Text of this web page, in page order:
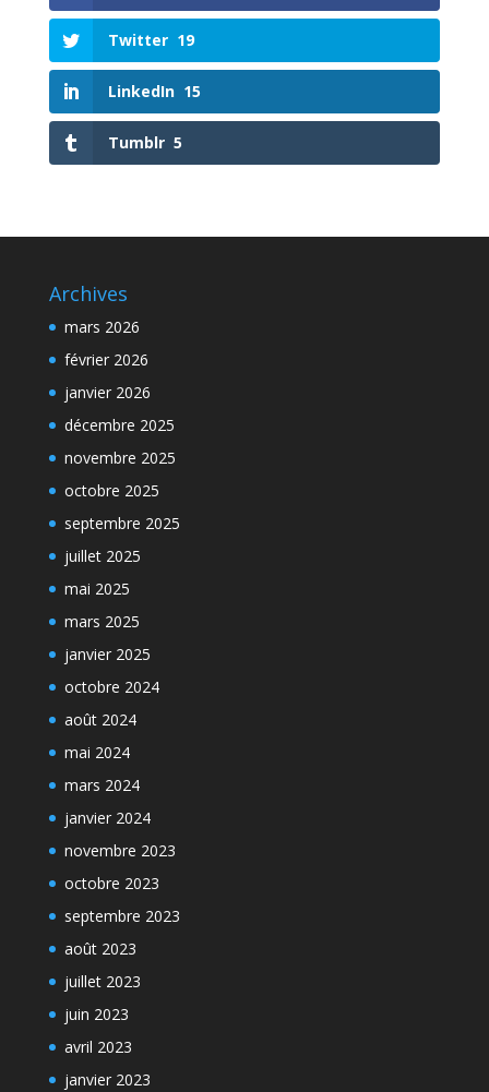
Twitter 19
LinkedIn 15
Tumblr 5
Archives
mars 2026
février 2026
janvier 2026
décembre 2025
novembre 2025
octobre 2025
septembre 2025
juillet 2025
mai 2025
mars 2025
janvier 2025
octobre 2024
août 2024
mai 2024
mars 2024
janvier 2024
novembre 2023
octobre 2023
septembre 2023
août 2023
juillet 2023
juin 2023
avril 2023
janvier 2023